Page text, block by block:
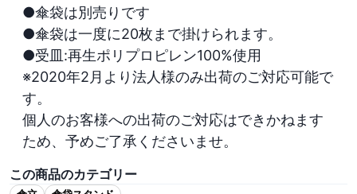
●傘袋は別売りです
●傘袋は一度に20枚まで掛けられます。
●受皿:再生ポリプロピレン100%使用
※2020年2月より法人様のみ出荷のご対応可能で
す。
個人のお客様への出荷のご対応はできかねます
ため、予めご了承くださいませ。
この商品のカテゴリー